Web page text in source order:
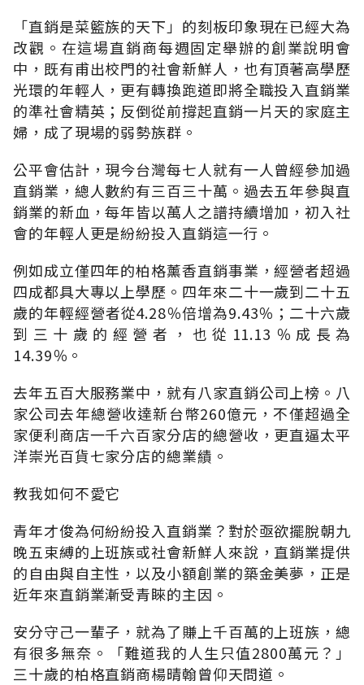
「直銷是菜籃族的天下」的刻板印象現在已經大為
改觀。在這場直銷商每週固定舉辦的創業說明會
中，既有甫出校門的社會新鮮人，也有頂著高學歷
光環的年輕人，更有轉換跑道即將全職投入直銷業
的準社會精英；反倒從前撐起直銷一片天的家庭主
婦，成了現場的弱勢族群。
公平會估計，現今台灣每七人就有一人曾經參加過
直銷業，總人數約有三百三十萬。過去五年參與直
銷業的新血，每年皆以萬人之譜持續增加，初入社
會的年輕人更是紛紛投入直銷這一行。
例如成立僅四年的柏格薰香直銷事業，經營者超過
四成都具大專以上學歷。四年來二十一歲到二十五
歲的年輕經營者從4.28％倍增為9.43％；二十六歲
到三十歲的經營者，也從11.13％成長為
14.39％。
去年五百大服務業中，就有八家直銷公司上榜。八
家公司去年總營收達新台幣260億元，不僅超過全
家便利商店一千六百家分店的總營收，更直逼太平
洋崇光百貨七家分店的總業績。
教我如何不愛它
青年才俊為何紛紛投入直銷業？對於亟欲擺脫朝九
晚五束縛的上班族或社會新鮮人來說，直銷業提供
的自由與自主性，以及小額創業的築金美夢，正是
近年來直銷業漸受青睞的主因。
安分守己一輩子，就為了賺上千百萬的上班族，總
有很多無奈。「難道我的人生只值2800萬元？」
三十歲的柏格直銷商楊晴翰曾仰天問道。